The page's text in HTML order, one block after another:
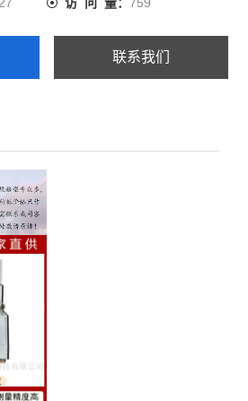
访 问 量：
联系我们